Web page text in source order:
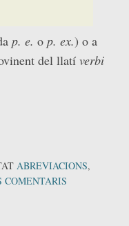
p. e. o p. ex.) o a
del llatí verbi
ABREVIACIONS,
COMENTARIS